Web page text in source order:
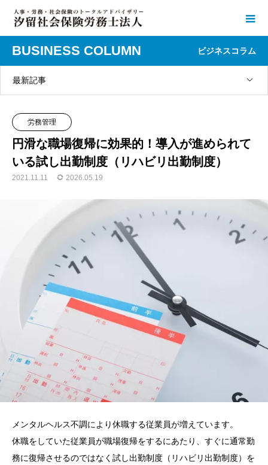
BUSINESS COLUMN ビジネスコラム
最新記事
労務管理
円滑な職場復帰に効果的！導入が進められて
いる試し出勤制度（リハビリ出勤制度）
2021.11.11 2026.05.19
メンタルヘルス不調により休職する従業員が増えています。
休職をしていた従業員が職場復帰をするにあたり、すぐに通常勤
務に復帰させるのではなく試し出勤制度（リハビリ出勤制度）を